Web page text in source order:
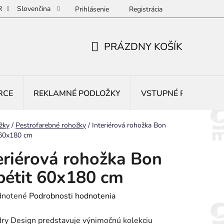
Slovenčina Prihlásenie Registrácia
PRÁZDNY KOŠÍK
REKLAMNÉ PODLOŽKY VSTUPNÉ ROHOŽE
/ Pestrofarebné rohožky / Interiérová rohožka Bon
cm
rohožka Bon
60x180 cm
Podrobnosti hodnotenia
Design predstavuje výnimočnú kolekciu